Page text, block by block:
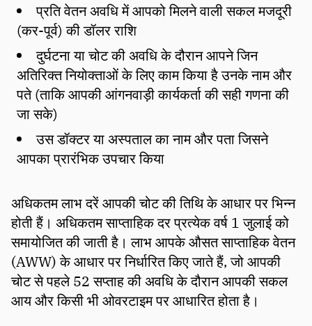
प्रति वेतन अवधि में आपको मिलने वाली सकल मजदूरी
(कर-पूर्व) की डॉलर राशि
दुर्घटना या चोट की अवधि के दौरान आपने जिन
अतिरिक्त नियोक्ताओं के लिए काम किया है उनके नाम और
पते (ताकि आपकी आंगनवाड़ी कार्यकर्ता की सही गणना की
जा सके)
उस डॉक्टर या अस्पताल का नाम और पता जिसने
आपका प्रारंभिक उपचार किया
अधिकतम लाभ दरें आपकी चोट की तिथि के आधार पर भिन्न
होती हैं। अधिकतम साप्ताहिक दर प्रत्येक वर्ष 1 जुलाई को
समायोजित की जाती है। लाभ आपके औसत साप्ताहिक वेतन
(AWW) के आधार पर निर्धारित किए जाते हैं, जो आपकी
चोट से पहले 52 सप्ताह की अवधि के दौरान आपकी सकल
आय और किसी भी ओवरटाइम पर आधारित होता है।